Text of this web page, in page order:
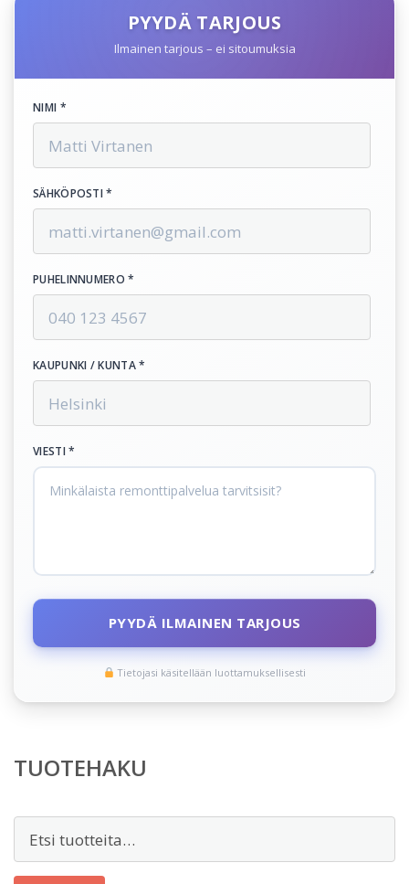
PYYDÄ TARJOUS
Ilmainen tarjous – ei sitoumuksia
NIMI *
SÄHKÖPOSTI *
PUHELINNUMERO *
KAUPUNKI / KUNTA *
VIESTI *
PYYDÄ ILMAINEN TARJOUS
Tietojasi käsitellään luottamuksellisesti
TUOTEHAKU